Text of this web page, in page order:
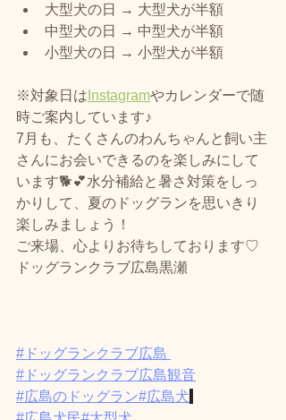
大型犬の日 → 大型犬が半額
中型犬の日 → 中型犬が半額
小型犬の日 → 小型犬が半額
※対象日は Instagramやカレンダーで随
時ご案内しています♪
7月も、たくさんのわんちゃんと飼い主
さんにお会いできるのを楽しみにして
います🐕💕水分補給と暑さ対策をしっ
かりして、夏のドッグランを思いきり
楽しみましょう！
ご来場、心よりお待ちしております♡
ドッグランクラブ広島黒瀬
#ドッグランクラブ広島
#ドッグランクラブ広島観音
#広島のドッグラン#広島犬